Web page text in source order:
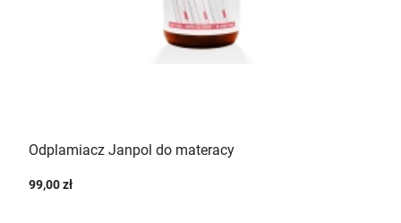
Odplamiacz Janpol do materacy
99,00 zł